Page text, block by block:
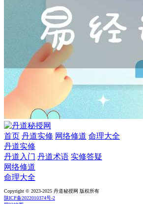
首页 丹道实修 网络修道 命理大全
丹道实修
丹道入门 丹道术语 实修答疑
网络修道
命理大全
Copyright © 2023-2025 丹道秘授网 版权所有
陕ICP备2022010374号-2